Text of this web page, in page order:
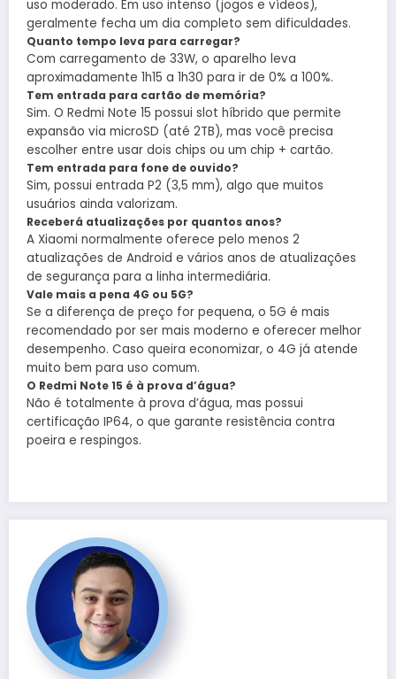
uso moderado. Em uso intenso (jogos e vídeos),
geralmente fecha um dia completo sem dificuldades.
Quanto tempo leva para carregar?
Com carregamento de 33W, o aparelho leva
aproximadamente 1h15 a 1h30 para ir de 0% a 100%.
Tem entrada para cartão de memória?
Sim. O Redmi Note 15 possui slot híbrido que permite
expansão via microSD (até 2TB), mas você precisa
escolher entre usar dois chips ou um chip + cartão.
Tem entrada para fone de ouvido?
Sim, possui entrada P2 (3,5 mm), algo que muitos
usuários ainda valorizam.
Receberá atualizações por quantos anos?
A Xiaomi normalmente oferece pelo menos 2
atualizações de Android e vários anos de atualizações
de segurança para a linha intermediária.
Vale mais a pena 4G ou 5G?
Se a diferença de preço for pequena, o 5G é mais
recomendado por ser mais moderno e oferecer melhor
desempenho. Caso queira economizar, o 4G já atende
muito bem para uso comum.
O Redmi Note 15 é à prova d’água?
Não é totalmente à prova d’água, mas possui
certificação IP64, o que garante resistência contra
poeira e respingos.